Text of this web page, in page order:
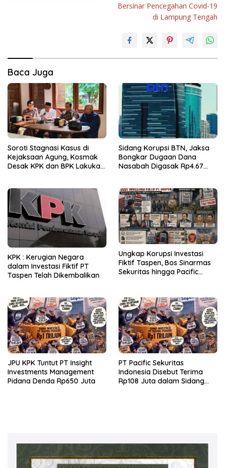
Bersinar Pencegahan Covid-19
di Lampung Tengah
Baca Juga
Soroti Stagnasi Kasus di
Kejaksaan Agung, Kosmak
Desak KPK dan BPK Lakukan
Sidang Korupsi BTN, Jaksa
Bongkar Dugaan Dana
Nasabah Digasak Rp4.67
KPK : Kerugian Negara
dalam Investasi Fiktif PT
Taspen Telah Dikembalikan
Ungkap Korupsi Investasi
Fiktif Taspen, Bos Sinarmas
Sekuritas hingga Pacific
JPU KPK Tuntut PT Insight
Investments Management
Pidana Denda Rp650 Juta
PT Pacific Sekuritas
Indonesia Disebut Terima
Rp108 Juta dalam Sidang